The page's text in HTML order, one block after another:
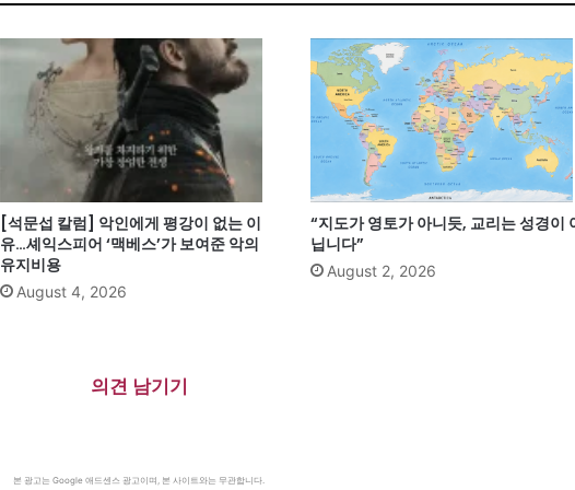
[석문섭 칼럼] 악인에게 평강이 없는 이
유…셰익스피어 ‘맥베스’가 보여준 악의
유지비용
August 4, 2026
“지도가 영토가 아니듯, 교리는 성경이
닙니다”
August 2, 2026
의견 남기기
본 광고는 Google 애드센스 광고이며, 본 사이트와는 무관합니다.